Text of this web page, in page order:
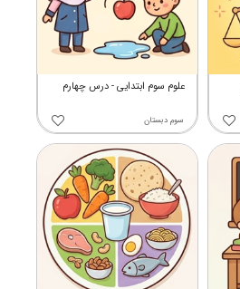
علوم سوم ابتدایی - درس چهارم
سوم دبستان